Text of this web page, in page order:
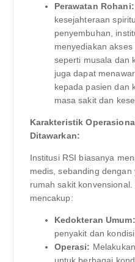
Perawatan Rohani:
kesejahteraan
penyembuhan,
menyediakan akses
seperti musala dan
juga dapat
kepada pasien dan
masa sakit dan
Karakteristik
Ditawarkan:
Institusi RSI biasanya
medis, sebanding
rumah sakit
mencakup:
Kedokteran Umum:
penyakit dan kondisi
Operasi: